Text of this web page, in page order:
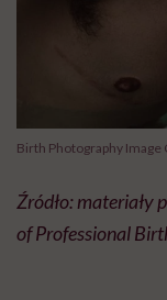
Birth Photography
Źródło: materiały
of Professional